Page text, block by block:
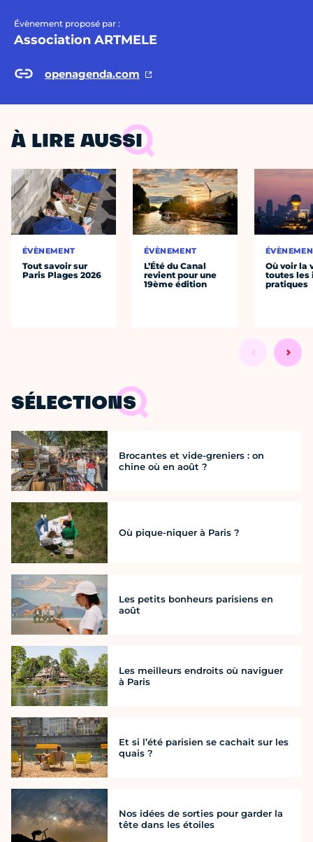
Évènement proposé par :
Association ARTMELE
openagenda.com
À LIRE AUSSI
ÉVÈNEMENT
Tout savoir sur
Paris Plages 2026
ÉVÈNEMENT
L’Été du Canal
revient pour une
19ème édition
Où voir la
toutes les
pratiques
SÉLECTIONS
Brocantes et vide-greniers : on
chine où en août ?
Où pique-niquer à Paris ?
Les petits bonheurs parisiens en
août
Les meilleurs endroits où naviguer
à Paris
Et si l’été parisien se cachait sur les
quais ?
Nos idées de sorties pour garder la
tête dans les étoiles